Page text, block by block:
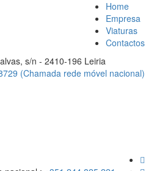
Home
Empresa
Viaturas
Contactos
s/n - 2410-196 Leiria
(Chamada rede móvel nacional)